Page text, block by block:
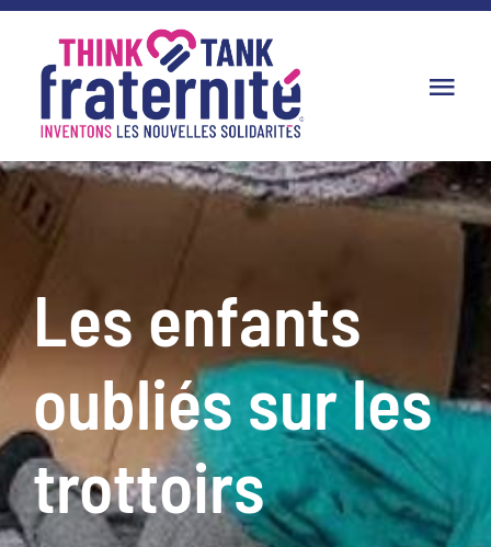
contenu
Le Think Tank
Productions
Partenaires
Dans les médias
Adhésion
Les enfants
oubliés sur les
trottoirs